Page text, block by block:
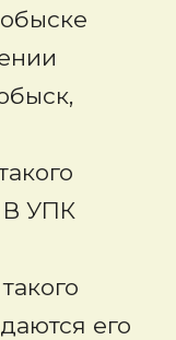
В УПК
его